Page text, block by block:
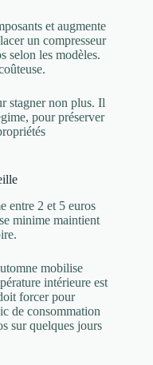
et augmente
un compresseur
selon les modèles.
stagner non plus. Il
pour préserver
entre 2 et 5 euros
minime maintient
mobilise
intérieure est
forcer pour
de consommation
sur quelques jours